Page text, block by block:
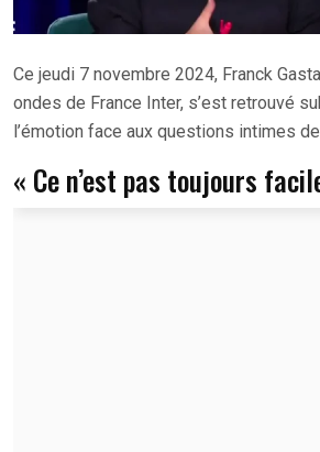
Ce jeudi 7 novembre 2024, Franck
ondes de France Inter, s’est retrouvé
l’émotion face aux questions intimes
« Ce n’est pas toujours